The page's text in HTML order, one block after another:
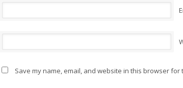
Save my name, email, and website in this browser for